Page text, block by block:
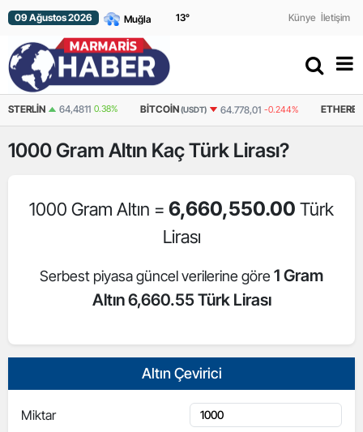
09 Ağustos 2026 13° Künye İletişim
STERLIN 64,4811 0.38% BITCOIN(USDT) 64.778,01 -0.244%
1000Gram Altın Kaç Türk Lirası?
1000 Gram Altın = 6,660,550.00 Türk
Lirası
Serbest piyasa güncel verilerine göre 1 Gram
Altın 6,660.55 Türk Lirası
Altın Çevirici
Miktar